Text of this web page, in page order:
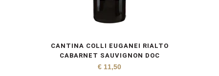
CANTINA COLLI EUGANEI RIALTO
CABARNET SAUVIGNON DOC
€ 11,50